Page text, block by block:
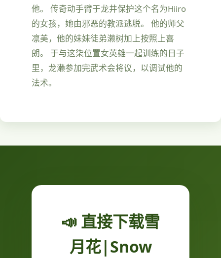
他。 传奇动手臂于龙井保护这个名为Hiiro
的女孩，她由邪恶的教派逃脱。 他的师父
凛美，他的妹妹徒弟濑树加上按照上喜
朗。 于与这柒位置女英雄一起训练的日子
里，龙濑参加完武术会将议，以调试他的
法术。
📣 直接下载雪
月花|Snow